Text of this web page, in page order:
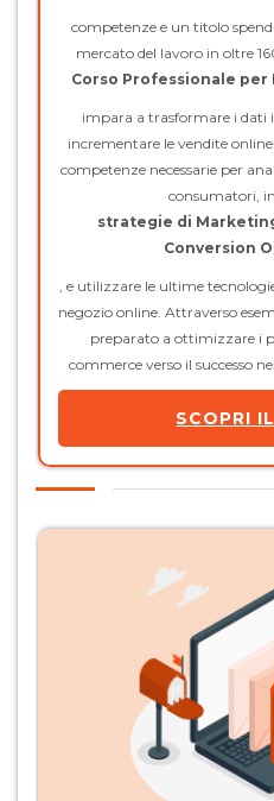
competenze e un titolo
mercato del lavoro in oltre
Corso Professionale per
impara a trasformare i dati
incrementare le vendite
competenze necessarie per
consumatori,
strategie di
Conversion
, e utilizzare le ultime
negozio online. Attraverso
preparato a ottimizzare i
commerce verso il successo
SCOPRI